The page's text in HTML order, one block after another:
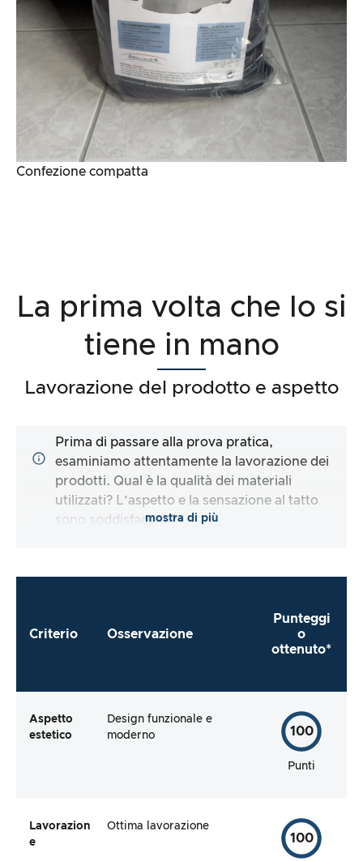
Confezione compatta
La prima volta che lo si
tiene in mano
Lavorazione del prodotto e aspetto
Prima di passare alla prova pratica,
esaminiamo attentamente la lavorazione dei
prodotti. Qual è la qualità dei materiali
utilizzati? L’aspetto e la sensazione al tatto
sono soddisfacenti?mostra di più
Criterio Osservazione
Punteggi
o
ottenuto*
Aspetto
estetico
Design funzionale e
moderno
100
Punti
Lavorazion
e
Ottima lavorazione
100